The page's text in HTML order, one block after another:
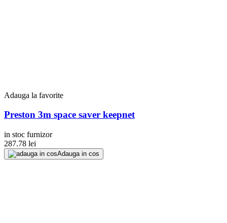
Adauga la favorite
Preston 3m space saver keepnet
in stoc furnizor
287.78 lei
Adauga in cos